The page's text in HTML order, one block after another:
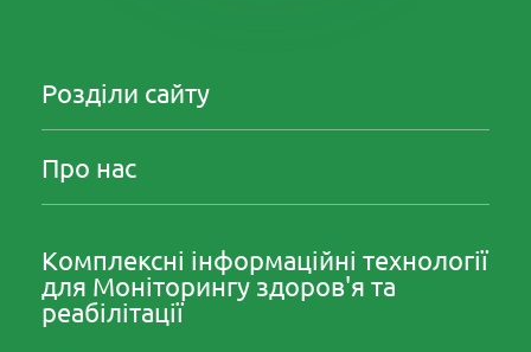
Комплексні інформаційні технології
для Моніторингу здоров'я та
реабілітації
Розділи сайту
Про нас